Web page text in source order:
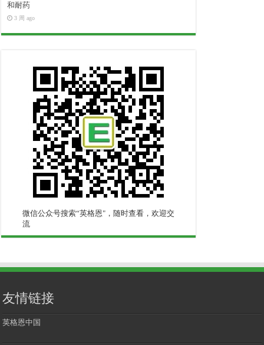
和耐药
3 周 ago
微信公众号搜索“英格恩"，随时查看，欢迎交
流
友情链接
英格恩中国